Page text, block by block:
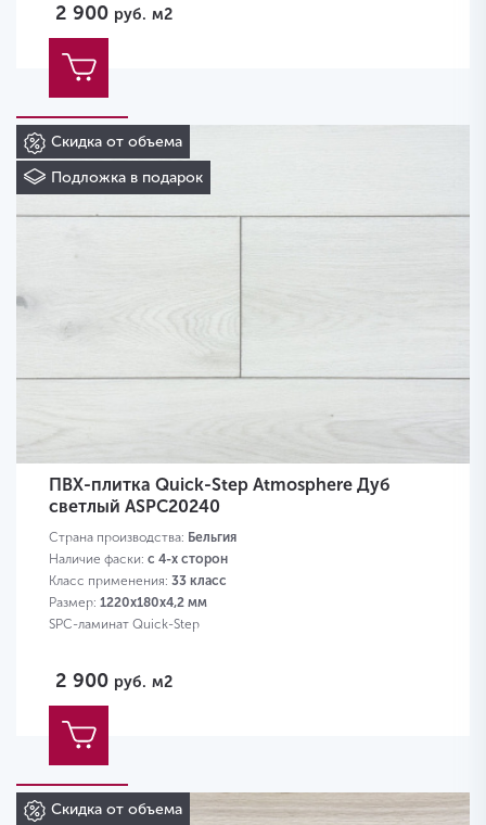
2 900 руб. м2
Скидка от объема
Подложка в подарок
ПВХ-плитка Quick-Step Atmosphere Дуб
светлый ASPC20240
Страна производства: Бельгия
Наличие фаски: с 4-х сторон
Класс применения: 33 класс
Размер: 1220х180х4,2 мм
SPC-ламинат Quick-Step
2 900 руб. м2
Скидка от объема